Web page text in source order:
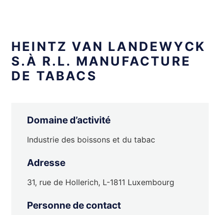
HEINTZ VAN LANDEWYCK
S.À R.L. MANUFACTURE
DE TABACS
Domaine d’activité
Industrie des boissons et du tabac
Adresse
31, rue de Hollerich, L-1811 Luxembourg
Personne de contact